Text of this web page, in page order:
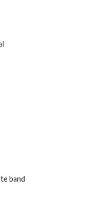
band